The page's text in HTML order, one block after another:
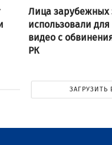
Лица зарубежных
использовали
видео с
РК
ЗАГРУЗИТЬ